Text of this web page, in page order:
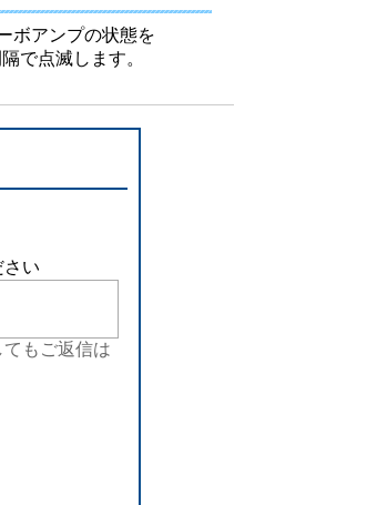
ボアンプの状態を
で点滅します。
さい
もご返信は